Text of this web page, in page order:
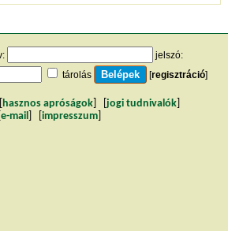
jelszó:
tárolás
[regisztráció]
hasznos apróságok jogi tudnivalók
e-mail impresszum]